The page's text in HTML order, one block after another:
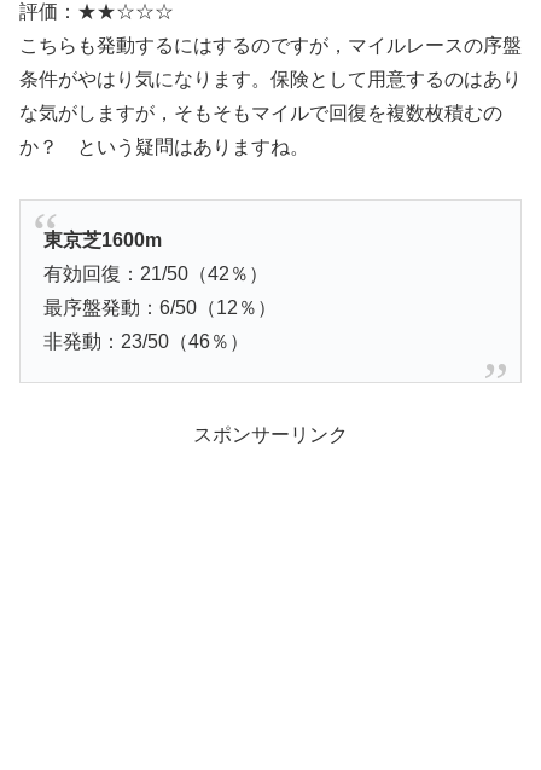
評価：★★☆☆☆
こちらも発動するにはするのですが，マイルレースの序盤
条件がやはり気になります。保険として用意するのはあり
な気がしますが，そもそもマイルで回復を複数枚積むの
か？ という疑問はありますね。
東京芝1600m
有効回復：21/50（42％）
最序盤発動：6/50（12％）
非発動：23/50（46％）
スポンサーリンク